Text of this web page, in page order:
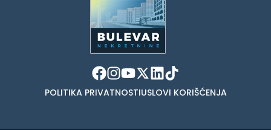
POLITIKA PRIVATNOSTIUSLOVI KORIŠĆENJA